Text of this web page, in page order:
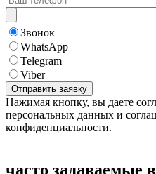
Звонок
WhatsApp
Telegram
Viber
Нажимая кнопку, вы даете
персональных данных и
конфиденциальности.
часто задаваемые